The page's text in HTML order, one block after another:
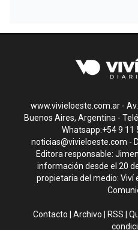
www.vivieloeste.com.ar -
Buenos Aires, Argentina -
Whatsapp:+54 9 11
noticias@vivieloeste.com -
Editora responsable:
información desde el 20
propietaria del medio: Viví
Contacto |Archivo RSS |